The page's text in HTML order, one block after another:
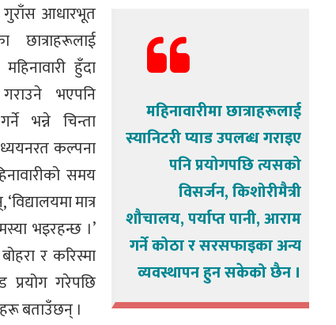
महिनावारीमा छात्राहरूलाई
स्यानिटरी प्याड उपलब्ध गराइए
पनि प्रयोगपछि त्यसको
विसर्जन, किशोरीमैत्री
शौचालय, पर्याप्त पानी, आराम
गर्ने कोठा र सरसफाइका अन्य
व्यवस्थापन हुन सकेको छैन ।
गुराँस आधारभूत
छात्राहरूलाई
हुँदा
भएपनि
भन्ने चिन्ता
कल्पना
समय
मात्र
भइरहन्छ ।’
र करिस्मा
प्रयोग गरेपछि
बताउँछन् ।